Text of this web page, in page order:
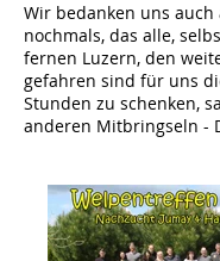
Wir bedanken uns auch
nochmals, das alle,
fernen Luzern, den
gefahren sind für uns
Stunden zu schenken,
anderen Mitbringseln -